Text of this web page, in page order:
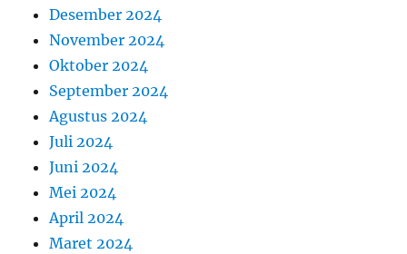
Desember 2024
November 2024
Oktober 2024
September 2024
Agustus 2024
Juli 2024
Juni 2024
Mei 2024
April 2024
Maret 2024